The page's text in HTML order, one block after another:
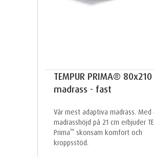
TEMPUR PRIMA® 80x210
madrass - fast
Vår mest adaptiva madrass. Med
madrasshöjd på 21 cm erbjuder
Prima™skonsam komfort och
kroppsstöd.